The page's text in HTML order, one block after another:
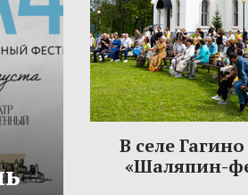
В селе
«Шаляпин-